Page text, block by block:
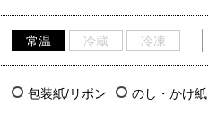
常温 冷蔵 冷凍
包装紙/リボン
のし・かけ紙